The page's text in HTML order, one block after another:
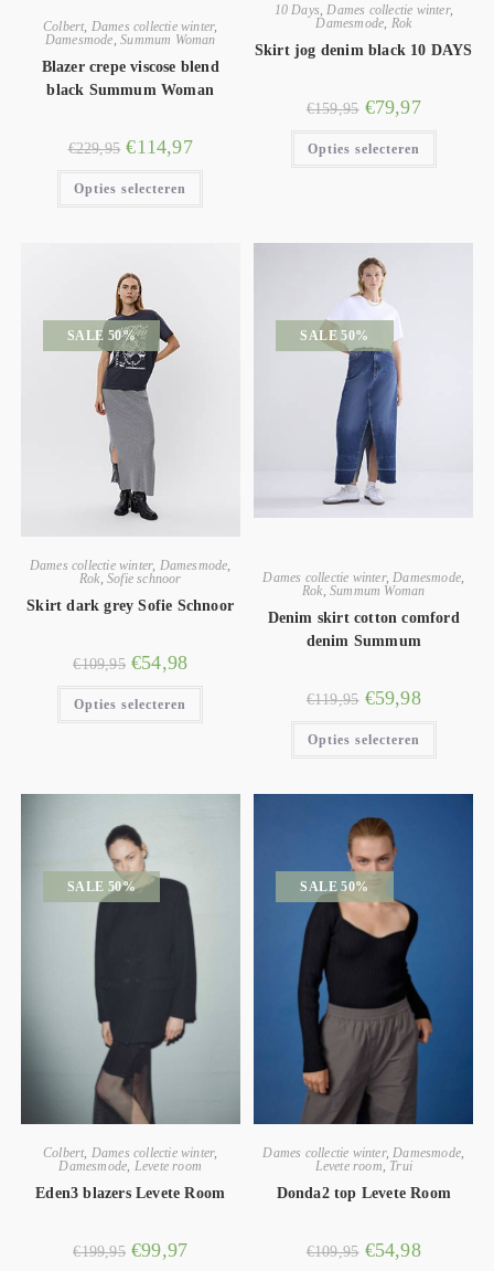
Colbert, Dames collectie winter,
Damesmode ,Summum Woman
Blazer crepe viscose blend
black Summum Woman
€229,95 €114,97
Opties selecteren
10 Days,Dames collectie winter,
Damesmode, Rok
Skirt jog denim black 10 DAYS
€159,95 €79,97
Opties selecteren
SALE 50%
Dames collectie winter, Damesmode
Rok Sofie schnoor
Skirt dark grey Sofie Schnoor
€109,95 €54,98
Opties selecteren
SALE 50%
Dames collectie winter,Damesmode,
Rok,Summum Woman
Denim skirt cotton comford
denim Summum
€119,95 €59,98
Opties selecteren
SALE 50%
Colbert, Dames collectie winter,
Damesmode, Levete room
Eden3 blazers Levete Room
€199,95 €99,97
SALE 50%
Dames collectie winter,Damesmode,
Levete room, Trui
Donda2 top Levete Room
€109,95 €54,98